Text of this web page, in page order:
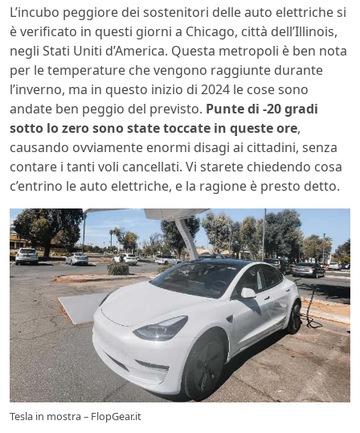
L’incubo peggiore dei sostenitori delle auto elettriche si
è verificato in questi giorni a Chicago, città dell’Illinois,
negli Stati Uniti d’America. Questa metropoli è ben nota
per le temperature che vengono raggiunte durante
l’inverno, ma in questo inizio di 2024 le cose sono
andate ben peggio del previsto. Punte di -20 gradi
sotto lo zero sono state toccate in queste ore,
causando ovviamente enormi disagi ai cittadini, senza
contare i tanti voli cancellati. Vi starete chiedendo cosa
c’entrino le auto elettriche, e la ragione è presto detto.
Tesla in mostra – FlopGear.it